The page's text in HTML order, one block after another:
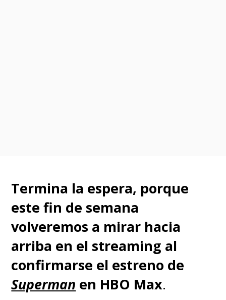
'Superman' sigue existiendo.
Todo lo que representa sigue
existiendo, ¡y los ejemplos
que nos da siguen ahí! Mi
turno de llevar la capa ha
pasado, pero lo que
Termina la espera, porque
este fin de semana
volveremos a mirar hacia
arriba en el streaming al
confirmarse el estreno de
Superman en HBO Max.